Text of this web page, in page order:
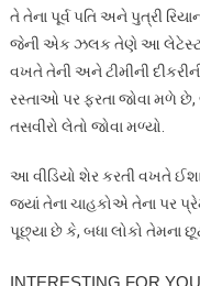
તે તેના પૂર્વ પતિ અને પુત્રી
જેની એક ઝલક તેણે આ લેટેસ્ટ
વખતે તેની અને ટીમીની
રસ્તાઓ પર ફરતા જોવા મળે છે,
તસવીરો લેતો જોવા મળ્યો.
આ વીડિયો શેર કરતી વખતે
જ્યાં તેના ચાહકોએ તેના પર
પૂછ્યા છે કે, બધા લોકો તેમના